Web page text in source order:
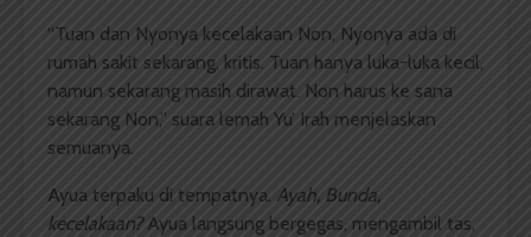
“Tuan dan Nyonya kecelakaan Non, Nyonya ada di
rumah sakit sekarang, kritis. Tuan hanya luka-luka kecil,
namun sekarang masih dirawat. Non harus ke sana
sekarang Non,” suara lemah Yu’ Irah menjelaskan
semuanya.
Ayua terpaku di tempatnya. Ayah, Bunda,
kecelakaan? Ayua langsung bergegas, mengambil tas,